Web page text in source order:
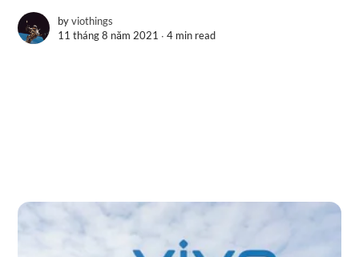
byviothings
11 tháng 8 năm 2021 ∙4 min read